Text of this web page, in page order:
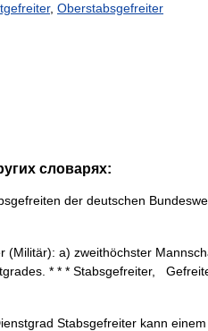
, Oberstabsgefreiter
словарях:
der deutschen
a) zweithöchster
* * * Stabsgefreiter,
Stabsgefreiter kann